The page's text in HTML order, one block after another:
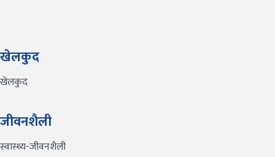
खेलकुद
खेलकुद
जीवनशैली
स्वास्थ्य-जीवनशैली